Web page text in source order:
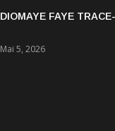
DIOMAYE FAYE
Mai 5, 2026